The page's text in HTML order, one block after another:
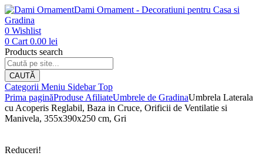
Dami Ornament - Decoratiuni pentru Casa si
Gradina
0 Wishlist
0 Cart 0.00 lei
Products search
CAUTĂ
Categorii Meniu Sidebar Top
Prima paginăProduse AfiliateUmbrele de GradinaUmbrela Laterala
cu Acoperis Reglabil, Baza in Cruce, Orificii de Ventilatie si
Manivela, 355x390x250 cm, Gri
Reduceri!